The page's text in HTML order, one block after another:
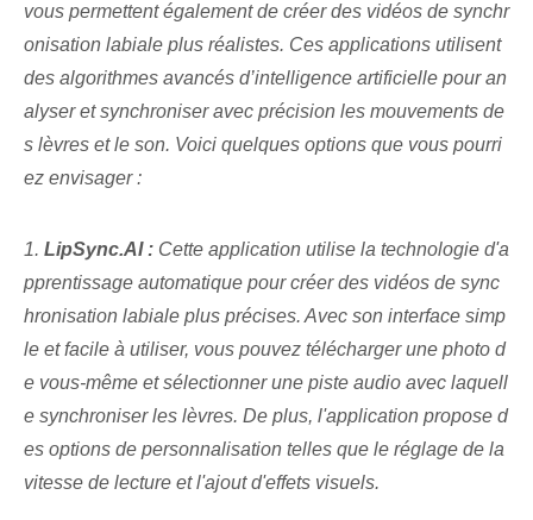
vous permettent également de créer des vidéos de synchr
onisation labiale plus réalistes. Ces applications utilisent
des algorithmes avancés d’intelligence artificielle pour an
alyser et synchroniser avec précision les mouvements de
s lèvres et le son. Voici quelques options que vous pourri
ez envisager :
1. LipSync.AI : Cette application utilise la technologie d'a
pprentissage automatique pour créer des vidéos de sync
hronisation labiale plus précises. Avec son interface simp
le et facile à utiliser, vous pouvez télécharger une photo d
e vous-même et sélectionner une piste audio avec laquell
e synchroniser les lèvres. De plus, l'application propose d
es options de personnalisation telles que le réglage de la
vitesse de lecture et l'ajout d'effets visuels.